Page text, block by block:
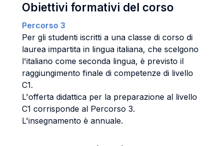
Obiettivi formativi del corso
Percorso 3
Per gli studenti iscritti a una classe di corso di
laurea impartita in lingua italiana, che scelgono
l'italiano come seconda lingua, è previsto il
raggiungimento finale di competenze di livello
C1.
L'offerta didattica per la preparazione al livello
C1 corrisponde al Percorso 3.
L'insegnamento è annuale.